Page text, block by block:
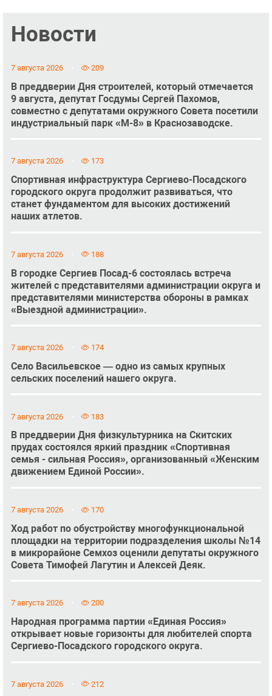
Новости
7 августа 2026 209
В преддверии Дня строителей, который отмечается
9 августа, депутат Госдумы Сергей Пахомов,
совместно с депутатами окружного Совета посетили
индустриальный парк «М-8» в Краснозаводске.
7 августа 2026 173
Спортивная инфраструктура Сергиево-Посадского
городского округа продолжит развиваться, что
станет фундаментом для высоких достижений
наших атлетов.
7 августа 2026 188
В городке Сергиев Посад-6 состоялась встреча
жителей с представителями администрации округа и
представителями министерства обороны в рамках
«Выездной администрации».
7 августа 2026 174
Село Васильевское — одно из самых крупных
сельских поселений нашего округа.
7 августа 2026 183
В преддверии Дня физкультурника на Скитских
прудах состоялся яркий праздник «Спортивная
семья - сильная Россия», организованный «Женским
движением Единой России».
7 августа 2026 170
Ход работ по обустройству многофункциональной
площадки на территории подразделения школы №14
в микрорайоне Семхоз оценили депутаты окружного
Совета Тимофей Лагутин и Алексей Деяк.
7 августа 2026 200
Народная программа партии «Единая Россия»
открывает новые горизонты для любителей спорта
Сергиево-Посадского городского округа.
7 августа 2026 212